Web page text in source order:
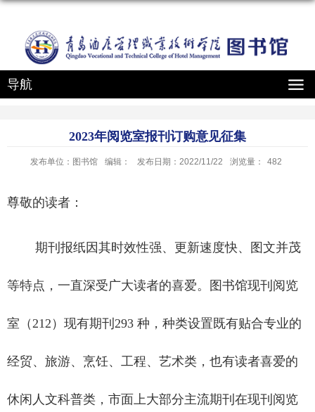
导航
2023年阅览室报刊订购意见征集
发布单位：图书馆 编辑： 发布日期：2022/11/22 浏览量： 482
尊敬的读者：
期刊报纸因其时效性强、更新速度快、图文并茂
等特点，一直深受广大读者的喜爱。图书馆现刊阅览
室（212 ）现有期刊 293 种，种类设置既有贴合专业的
经贸、旅游、烹饪、工程、艺术类，也有读者喜爱的
休闲人文科普类，市面上大部分主流期刊在现刊阅览